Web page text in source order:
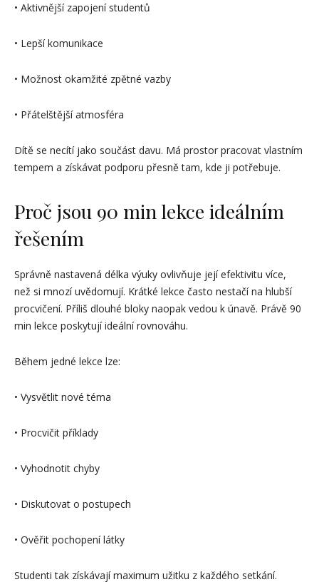
• Aktivnější zapojení studentů
• Lepší komunikace
• Možnost okamžité zpětné vazby
• Přátelštější atmosféra
Dítě se necítí jako součást davu. Má prostor pracovat vlastním
tempem a získávat podporu přesně tam, kde ji potřebuje.
Proč jsou 90 min lekce ideálním
řešením
Správně nastavená délka výuky ovlivňuje její efektivitu více,
než si mnozí uvědomují. Krátké lekce často nestačí na hlubší
procvičení. Příliš dlouhé bloky naopak vedou k únavě. Právě 90
min lekce poskytují ideální rovnováhu.
Během jedné lekce lze:
• Vysvětlit nové téma
• Procvičit příklady
• Vyhodnotit chyby
• Diskutovat o postupech
• Ověřit pochopení látky
Studenti tak získávají maximum užitku z každého setkání.